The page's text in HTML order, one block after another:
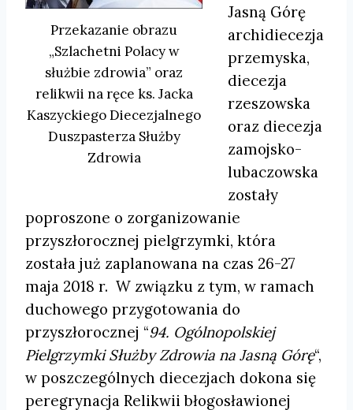
Przekazanie obrazu
„Szlachetni Polacy w
służbie zdrowia” oraz
relikwii na ręce ks. Jacka
Kaszyckiego Diecezjalnego
Duszpasterza Służby
Zdrowia
Jasną Górę
archidiecezja
przemyska,
diecezja
rzeszowska
oraz diecezja
zamojsko-
lubaczowska
zostały
poproszone o zorganizowanie
przyszłorocznej pielgrzymki, która
została już zaplanowana na czas 26-27
maja 2018 r. W związku z tym, w ramach
duchowego przygotowania do
przyszłorocznej “94. Ogólnopolskiej
Pielgrzymki Służby Zdrowia na Jasną Górę“,
w poszczególnych diecezjach dokona się
peregrynacja Relikwii błogosławionej